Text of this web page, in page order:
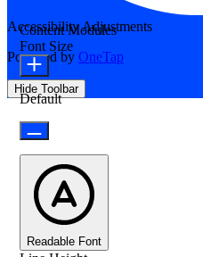
Accessibility Adjustments
Powered by OneTap
Hide Toolbar
Content Modules
Font Size
Default
Readable Font